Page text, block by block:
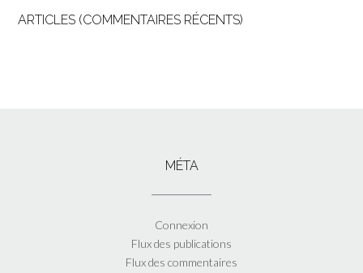
ARTICLES (COMMENTAIRES RÉCENTS)
MÉTA
Connexion
Flux des publications
Flux des commentaires